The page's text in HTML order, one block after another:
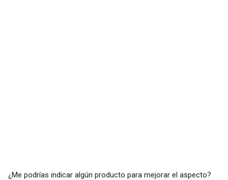
¿Me podrías indicar algún producto para mejorar el aspecto?